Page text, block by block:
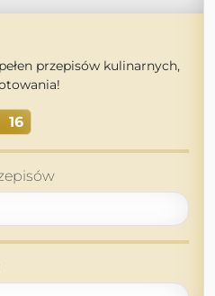
przepisów kulinarnych,
16